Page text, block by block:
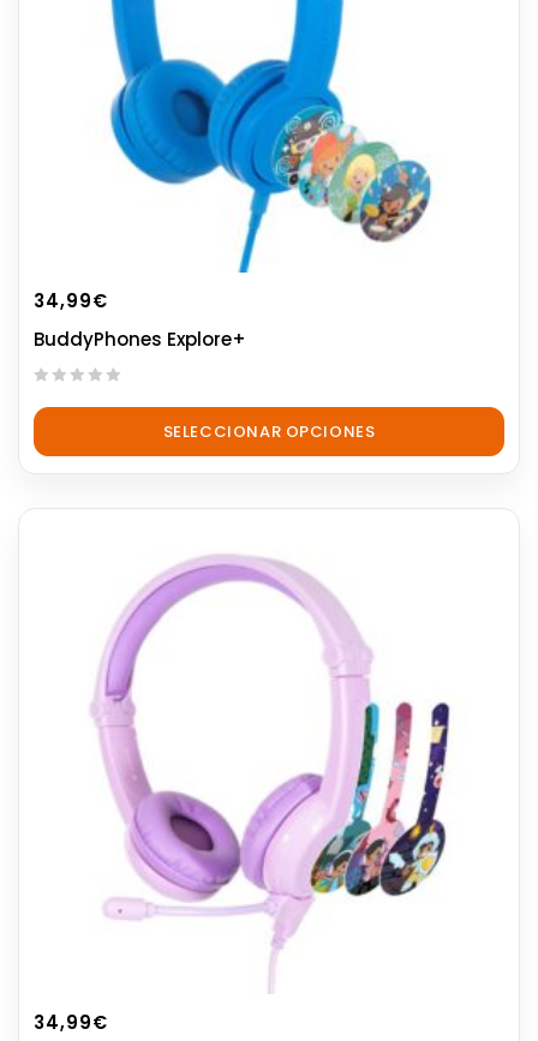
34,99€
BuddyPhones Explore+
out
5
SELECCIONAR OPCIONES
34,99€